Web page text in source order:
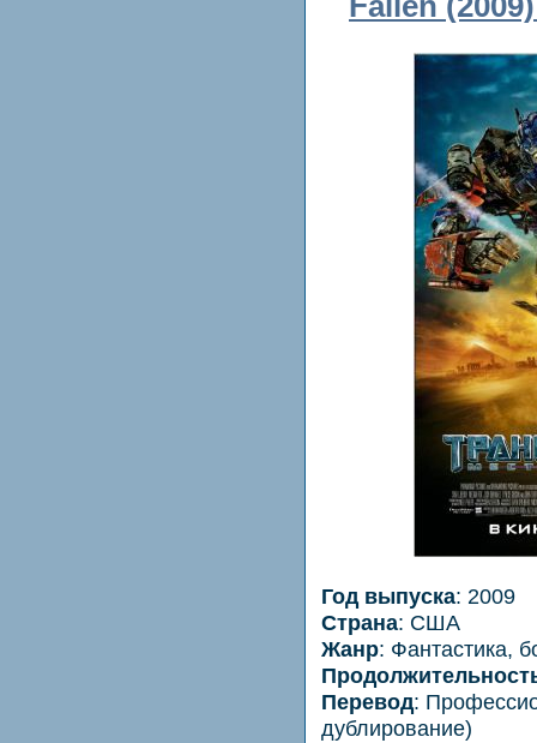
Год выпуска: 2009
Страна: США
Жанр: Фантастика,
Перевод:
дублирование)